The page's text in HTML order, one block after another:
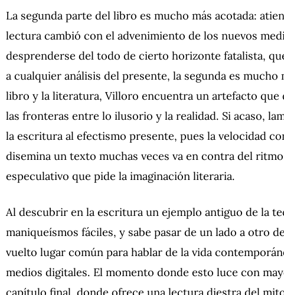
La segunda parte del libro es mucho más acotada:
lectura cambió con el advenimiento de los nuevos
desprenderse del todo de cierto horizonte fatalista,
a cualquier análisis del presente, la segunda es
libro y la literatura, Villoro encuentra un artefacto que
las fronteras entre lo ilusorio y la realidad. Si acaso,
la escritura al efectismo presente, pues la velocidad
disemina un texto muchas veces va en contra del
especulativo que pide la imaginación literaria.
Al descubrir en la escritura un ejemplo antiguo de la
maniqueísmos fáciles, y sabe pasar de un lado a otro
vuelto lugar común para hablar de la vida
medios digitales. El momento donde esto luce con